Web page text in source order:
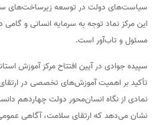
سیاست‌های دولت در توسعه زیرساخت‌های
این مرکز نماد توجه به سرمایه انسانی و
مسئول و تاب‌آور است.
سپیده جوادی در آیین افتتاح مرکز آموزش
تأکید بر اهمیت آموزش‌های تخصصی در ارتقای
نمادی از نگاه انسان‌محور دولت چهاردهم
نشان می‌دهد که ارتقای سلامت، آگاهی عمومی